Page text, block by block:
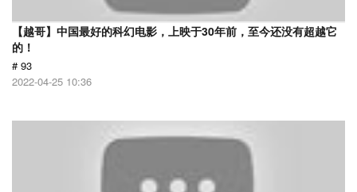
【越哥】中国最好的科幻电影，上映于30年前，至今还没有超越它
的！
# 93
2022-04-25 10:36